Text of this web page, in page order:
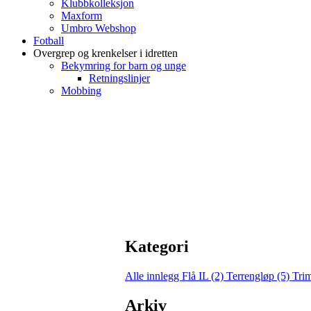
Klubbkolleksjon
Maxform
Umbro Webshop
Fotball
Overgrep og krenkelser i idretten
Bekymring for barn og unge
Retningslinjer
Mobbing
Kategori
Alle innlegg Flå IL (2) Terrengløp (5)
Arkiv